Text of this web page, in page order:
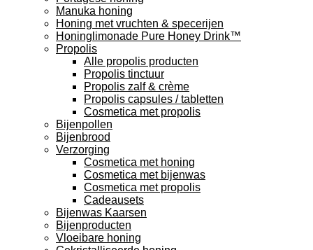
Manuka honing
Honing met vruchten & specerijen
Honinglimonade Pure Honey Drink™
Propolis
Alle propolis producten
Propolis tinctuur
Propolis zalf & crème
Propolis capsules / tabletten
Cosmetica met propolis
Bijenpollen
Bijenbrood
Verzorging
Cosmetica met honing
Cosmetica met bijenwas
Cosmetica met propolis
Cadeausets
Bijenwas Kaarsen
Bijenproducten
Vloeibare honing